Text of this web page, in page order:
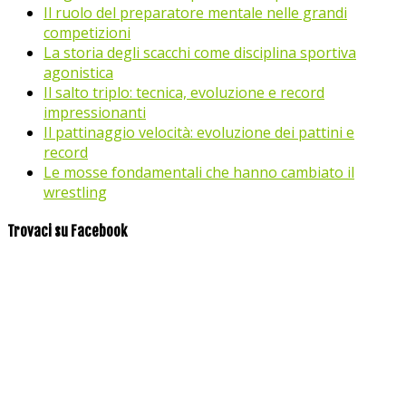
Il ruolo del preparatore mentale nelle grandi
competizioni
La storia degli scacchi come disciplina sportiva
agonistica
Il salto triplo: tecnica, evoluzione e record
impressionanti
Il pattinaggio velocità: evoluzione dei pattini e
record
Le mosse fondamentali che hanno cambiato il
wrestling
Trovaci su Facebook